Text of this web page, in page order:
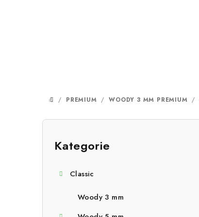
DOMŮ
/ PREMIUM / WOODY 3 MM PREMIUM /
P
Přeskočit
Kategorie
Classic
Woody 3 mm